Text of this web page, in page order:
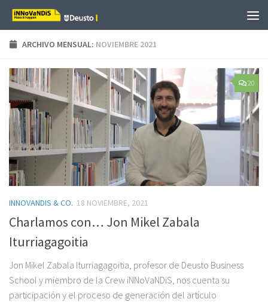
Saltar al contenido
ARCHIVO MENSUAL: NOVIEMBRE 2021
20
INNOVANDIS & CO. 18 NOVIEMBRE, 2021
Charlamos con… Jon Mikel Zabala
Iturriagagoitia
Jon Mikel Zabala Iturriagagoitia, profesor de Deusto Business
School y miembro de la Crew iNNoVaNDiS, nos cuenta su
participación y el proceso de generación del artículo